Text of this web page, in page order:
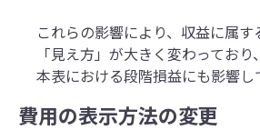
これらの影響により、収益に属
「見え方」が大きく変わってお
本表における段階損益にも影響し
費用の表示方法の変更